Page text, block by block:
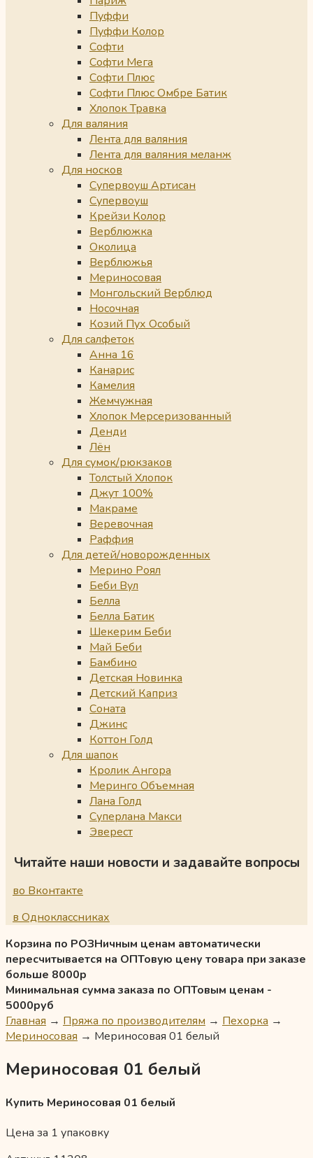
Пуффи
Пуффи Колор
Софти
Софти Мега
Софти Плюс
Софти Плюс Омбре Батик
Хлопок Травка
Для валяния
Лента для валяния
Лента для валяния меланж
Для носков
Супервоуш Артисан
Супервоуш
Крейзи Колор
Верблюжка
Околица
Верблюжья
Мериносовая
Монгольский Верблюд
Носочная
Козий Пух Особый
Для салфеток
Анна 16
Канарис
Камелия
Жемчужная
Хлопок Мерсеризованный
Денди
Лён
Для сумок/рюкзаков
Толстый Хлопок
Джут 100%
Макраме
Веревочная
Раффия
Для детей/новорожденных
Мерино Роял
Беби Вул
Белла
Белла Батик
Шекерим Беби
Май Беби
Бамбино
Детская Новинка
Детский Каприз
Соната
Джинс
Коттон Голд
Для шапок
Кролик Ангора
Меринго Объемная
Лана Голд
Суперлана Макси
Эверест
Читайте наши новости и задавайте вопросы
во Вконтакте
в Одноклассниках
Корзина по РОЗНичным ценам автоматически
пересчитывается на ОПТовую цену товара при заказе
больше 8000р
Минимальная сумма заказа по ОПТовым ценам -
5000руб
Главная → Пряжа по производителям → Пехорка →
Мериносовая → Мериносовая 01 белый
Мериносовая 01 белый
Купить Мериносовая 01 белый
Цена за 1 упаковку